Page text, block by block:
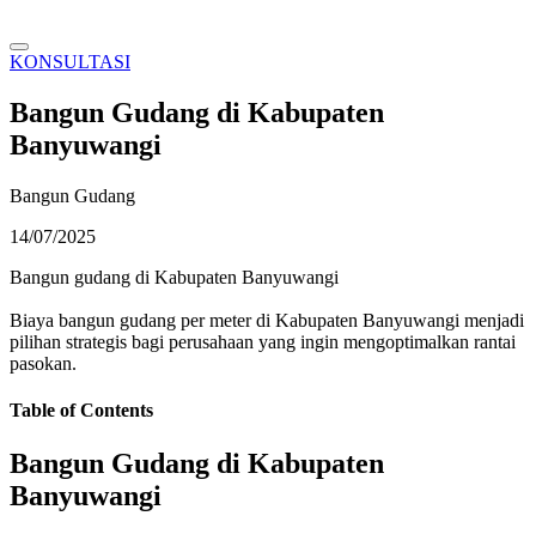
KONSULTASI
Bangun Gudang di Kabupaten
Banyuwangi
Bangun Gudang
14/07/2025
Bangun gudang di Kabupaten Banyuwangi
Biaya bangun gudang per meter di Kabupaten Banyuwangi menjadi
pilihan strategis bagi perusahaan yang ingin mengoptimalkan rantai
pasokan.
Table of Contents
Bangun Gudang di Kabupaten
Banyuwangi